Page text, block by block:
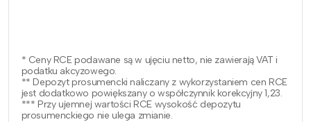
* Ceny RCE podawane są w ujęciu netto, nie zawierają VAT i
podatku akcyzowego.
** Depozyt prosumencki naliczany z wykorzystaniem cen RCE
jest dodatkowo powiększany o współczynnik korekcyjny 1,23.
*** Przy ujemnej wartości RCE wysokość depozytu
prosumenckiego nie ulega zmianie.